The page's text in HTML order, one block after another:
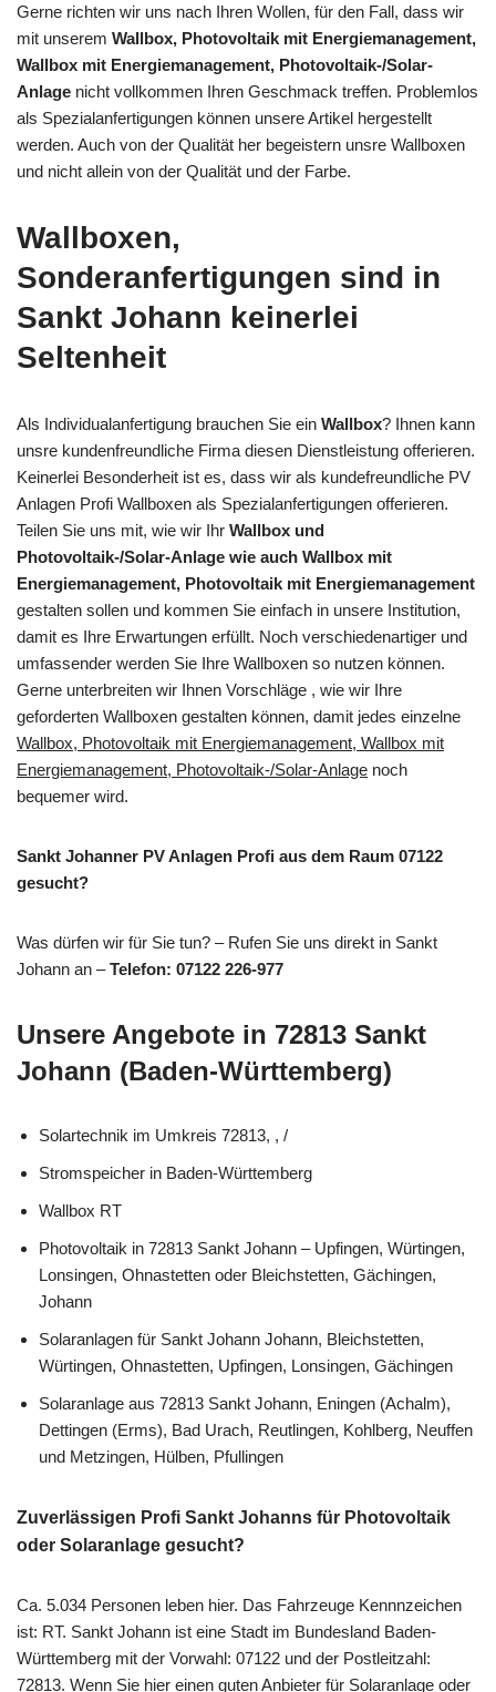
Gerne richten wir uns nach Ihren Wollen, für den Fall, dass wir
mit unserem Wallbox, Photovoltaik mit Energiemanagement,
Wallbox mit Energiemanagement, Photovoltaik-/Solar-
Anlage nicht vollkommen Ihren Geschmack treffen. Problemlos
als Spezialanfertigungen können unsere Artikel hergestellt
werden. Auch von der Qualität her begeistern unsre Wallboxen
und nicht allein von der Qualität und der Farbe.
Wallboxen,
Sonderanfertigungen sind in
Sankt Johann keinerlei
Seltenheit
Als Individualanfertigung brauchen Sie ein Wallbox? Ihnen kann
unsre kundenfreundliche Firma diesen Dienstleistung offerieren.
Keinerlei Besonderheit ist es, dass wir als kundefreundliche PV
Anlagen Profi Wallboxen als Spezialanfertigungen offerieren.
Teilen Sie uns mit, wie wir Ihr Wallbox und
Photovoltaik-/Solar-Anlage wie auch Wallbox mit
Energiemanagement, Photovoltaik mit Energiemanagement
gestalten sollen und kommen Sie einfach in unsere Institution,
damit es Ihre Erwartungen erfüllt. Noch verschiedenartiger und
umfassender werden Sie Ihre Wallboxen so nutzen können.
Gerne unterbreiten wir Ihnen Vorschläge , wie wir Ihre
geforderten Wallboxen gestalten können, damit jedes einzelne
Wallbox, Photovoltaik mit Energiemanagement, Wallbox mit
Energiemanagement, Photovoltaik-/Solar-Anlage noch
bequemer wird.
Sankt Johanner PV Anlagen Profi aus dem Raum 07122
gesucht?
Was dürfen wir für Sie tun? – Rufen Sie uns direkt in Sankt
Johann an –Telefon: 07122 226-977
Unsere Angebote in 72813 Sankt
Johann (Baden-Württemberg)
Solartechnik im Umkreis 72813, , /
Stromspeicher in Baden-Württemberg
Wallbox RT
Photovoltaik in 72813 Sankt Johann – Upfingen, Würtingen,
Lonsingen, Ohnastetten oder Bleichstetten, Gächingen,
Johann
Solaranlagen für Sankt Johann Johann, Bleichstetten,
Würtingen, Ohnastetten, Upfingen, Lonsingen, Gächingen
Solaranlage aus 72813 Sankt Johann, Eningen (Achalm),
Dettingen (Erms), Bad Urach, Reutlingen, Kohlberg, Neuffen
und Metzingen, Hülben, Pfullingen
Zuverlässigen Profi Sankt Johanns für Photovoltaik
oder Solaranlage gesucht?
Ca. 5.034 Personen leben hier. Das Fahrzeuge Kennnzeichen
ist: RT. Sankt Johann ist eine Stadt im Bundesland Baden-
Württemberg mit der Vorwahl: 07122 und der Postleitzahl:
72813. Wenn Sie hier einen guten Anbieter für Solaranlage oder